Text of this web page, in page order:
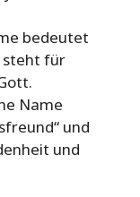
bedeutet
steht für
Name
und
und